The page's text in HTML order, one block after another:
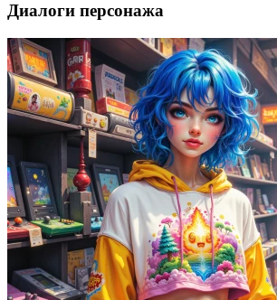
Диалоги персонажа